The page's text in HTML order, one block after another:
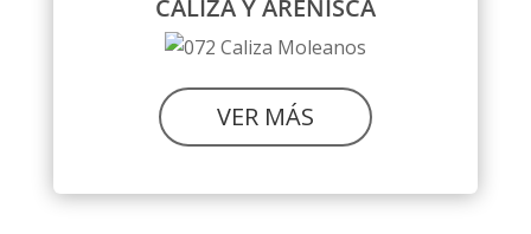
CALIZA Y ARENISCA
VER MÁS